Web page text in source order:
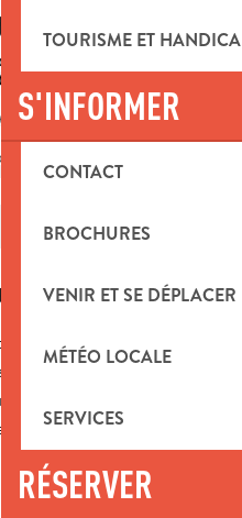
TOURISME ET
S'INFORMER
CONTACT
BROCHURES
VENIR ET SE DÉPLACER
MÉTÉO LOCALE
SERVICES
RÉSERVER
acceptés
manufacturés.
plein air d'Aubagne
réputés et l'on vient
la variété et de la
handicapés
Terres Rouges ...)